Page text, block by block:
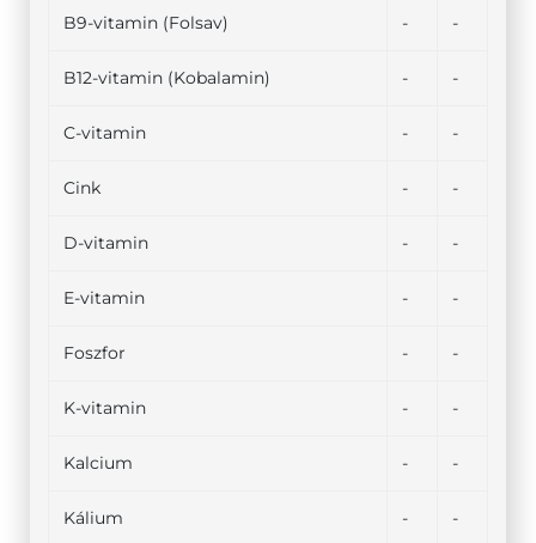
B9-vitamin (Folsav) - -
B12-vitamin (Kobalamin) - -
C-vitamin - -
Cink - -
D-vitamin - -
E-vitamin - -
Foszfor - -
K-vitamin - -
Kalcium - -
Kálium - -